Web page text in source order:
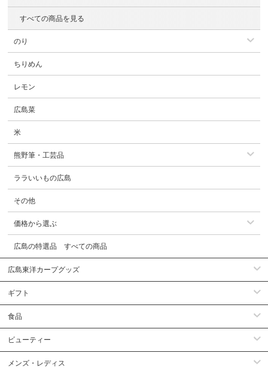
すべての商品を見る
のり
ちりめん
レモン
広島菜
米
熊野筆・工芸品
ララいいもの広島
その他
価格から選ぶ
広島の特選品 すべての商品
広島東洋カープグッズ
ギフト
食品
ビューティー
メンズ・レディス